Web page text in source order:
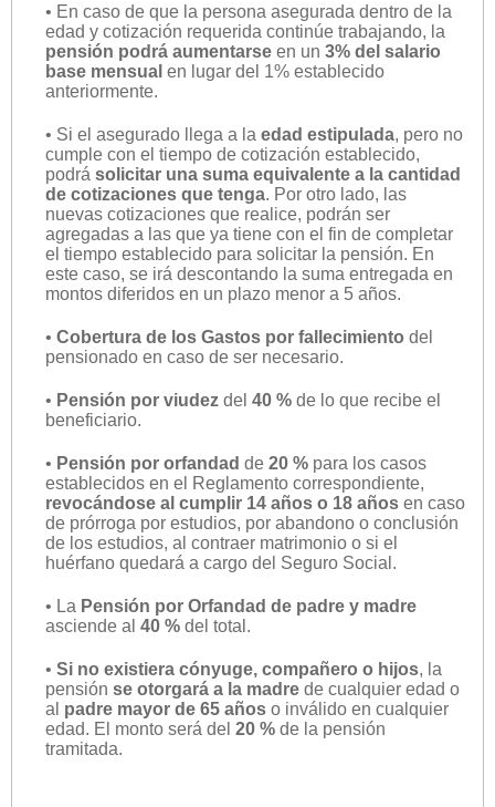
• En caso de que la persona asegurada dentro de la
edad y cotización requerida continúe trabajando, la
pensión podrá aumentarse en un 3% del salario
base mensual en lugar del 1% establecido
anteriormente.
• Si el asegurado llega a la edad estipulada, pero no
cumple con el tiempo de cotización establecido,
podrá solicitar una suma equivalente a la cantidad
de cotizaciones que tenga. Por otro lado, las
nuevas cotizaciones que realice, podrán ser
agregadas a las que ya tiene con el fin de completar
el tiempo establecido para solicitar la pensión. En
este caso, se irá descontando la suma entregada en
montos diferidos en un plazo menor a 5 años.
• Cobertura de los Gastos por fallecimiento del
pensionado en caso de ser necesario.
• Pensión por viudez del 40 % de lo que recibe el
beneficiario.
• Pensión por orfandad de 20 % para los casos
establecidos en el Reglamento correspondiente,
revocándose al cumplir 14 años o 18 años en caso
de prórroga por estudios, por abandono o conclusión
de los estudios, al contraer matrimonio o si el
huérfano quedará a cargo del Seguro Social.
• La Pensión por Orfandad de padre y madre
asciende al 40 % del total.
• Si no existiera cónyuge, compañero o hijos, la
pensión se otorgará a la madre de cualquier edad o
al padre mayor de 65 años o inválido en cualquier
edad. El monto será del 20 % de la pensión
tramitada.